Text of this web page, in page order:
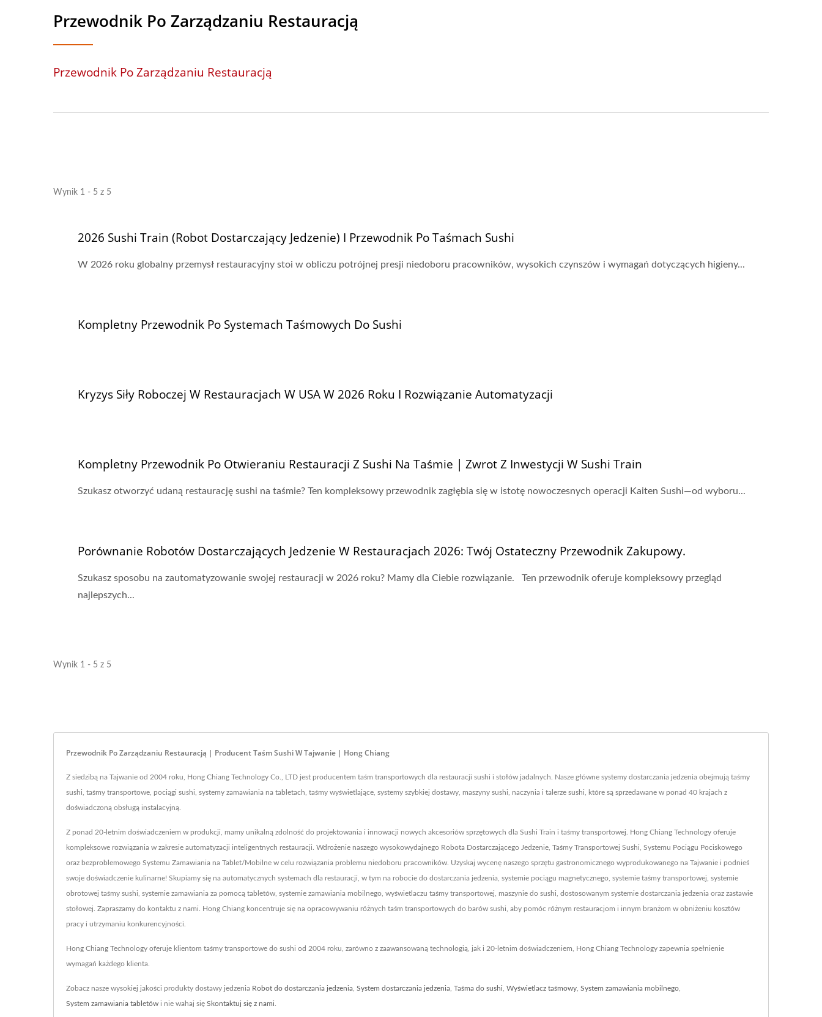
Przewodnik Po Zarządzaniu Restauracją
Przewodnik Po Zarządzaniu Restauracją
Wynik 1 - 5 z 5
2026 Sushi Train (Robot Dostarczający Jedzenie) I Przewodnik Po Taśmach Sushi
W 2026 roku globalny przemysł restauracyjny stoi w obliczu potrójnej presji niedoboru pracowników, wysokich czynszów i wymagań dotyczących higieny...
Kompletny Przewodnik Po Systemach Taśmowych Do Sushi
Kryzys Siły Roboczej W Restauracjach W USA W 2026 Roku I Rozwiązanie Automatyzacji
Kompletny Przewodnik Po Otwieraniu Restauracji Z Sushi Na Taśmie | Zwrot Z Inwestycji W Sushi Train
Szukasz otworzyć udaną restaurację sushi na taśmie? Ten kompleksowy przewodnik zagłębia się w istotę nowoczesnych operacji Kaiten Sushi—od wyboru...
Porównanie Robotów Dostarczających Jedzenie W Restauracjach 2026: Twój Ostateczny Przewodnik Zakupowy.
Szukasz sposobu na zautomatyzowanie swojej restauracji w 2026 roku? Mamy dla Ciebie rozwiązanie. Ten przewodnik oferuje kompleksowy przegląd
najlepszych...
Wynik 1 - 5 z 5
Przewodnik Po Zarządzaniu Restauracją | Producent Taśm Sushi W Tajwanie | Hong Chiang
Z siedzibą na Tajwanie od 2004 roku, Hong Chiang Technology Co., LTD jest producentem taśm transportowych dla restauracji sushi i stołów jadalnych. Nasze główne systemy dostarczania jedzenia obejmują taśmy
sushi, taśmy transportowe, pociągi sushi, systemy zamawiania na tabletach, taśmy wyświetlające, systemy szybkiej dostawy, maszyny sushi, naczynia i talerze sushi, które są sprzedawane w ponad 40 krajach z
doświadczoną obsługą instalacyjną.
Z ponad 20-letnim doświadczeniem w produkcji, mamy unikalną zdolność do projektowania i innowacji nowych akcesoriów sprzętowych dla Sushi Train i taśmy transportowej. Hong Chiang Technology oferuje
kompleksowe rozwiązania w zakresie automatyzacji inteligentnych restauracji. Wdrożenie naszego wysokowydajnego Robota Dostarczającego Jedzenie, Taśmy Transportowej Sushi, Systemu Pociągu Pociskowego
oraz bezproblemowego Systemu Zamawiania na Tablet/Mobilne w celu rozwiązania problemu niedoboru pracowników. Uzyskaj wycenę naszego sprzętu gastronomicznego wyprodukowanego na Tajwanie i podnieś
swoje doświadczenie kulinarne! Skupiamy się na automatycznych systemach dla restauracji, w tym na robocie do dostarczania jedzenia, systemie pociągu magnetycznego, systemie taśmy transportowej, systemie
obrotowej taśmy sushi, systemie zamawiania za pomocą tabletów, systemie zamawiania mobilnego, wyświetlaczu taśmy transportowej, maszynie do sushi, dostosowanym systemie dostarczania jedzenia oraz zastawie
stołowej. Zapraszamy do kontaktu z nami. Hong Chiang koncentruje się na opracowywaniu różnych taśm transportowych do barów sushi, aby pomóc różnym restauracjom i innym branżom w obniżeniu kosztów
pracy i utrzymaniu konkurencyjności.
Hong Chiang Technology oferuje klientom taśmy transportowe do sushi od 2004 roku, zarówno z zaawansowaną technologią, jak i 20-letnim doświadczeniem, Hong Chiang Technology zapewnia spełnienie
wymagań każdego klienta.
Zobacz nasze wysokiej jakości produkty dostawy jedzenia Robot do dostarczania jedzenia System dostarczania jedzenia Taśma do sushi Wyświetlacz taśmowy System zamawiania mobilnego
System zamawiania tabletów i nie wahaj się Skontaktuj się z nami